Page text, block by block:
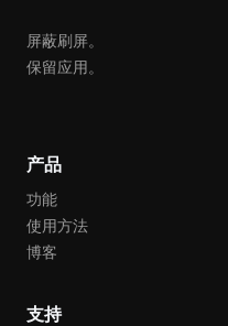
屏蔽刷屏。
保留应用。
产品
功能
使用方法
博客
支持